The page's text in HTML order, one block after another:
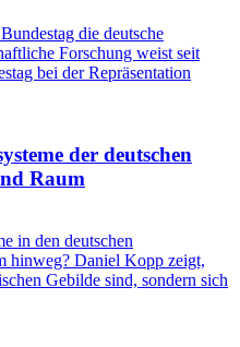
die deutsche
Forschung weist seit
bei der Repräsentation
der deutschen
Raum
in den deutschen
hinweg? Daniel Kopp zeigt,
Gebilde sind, sondern sich